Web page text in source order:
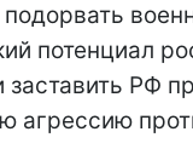
потенциал
заставить РФ
агрессию